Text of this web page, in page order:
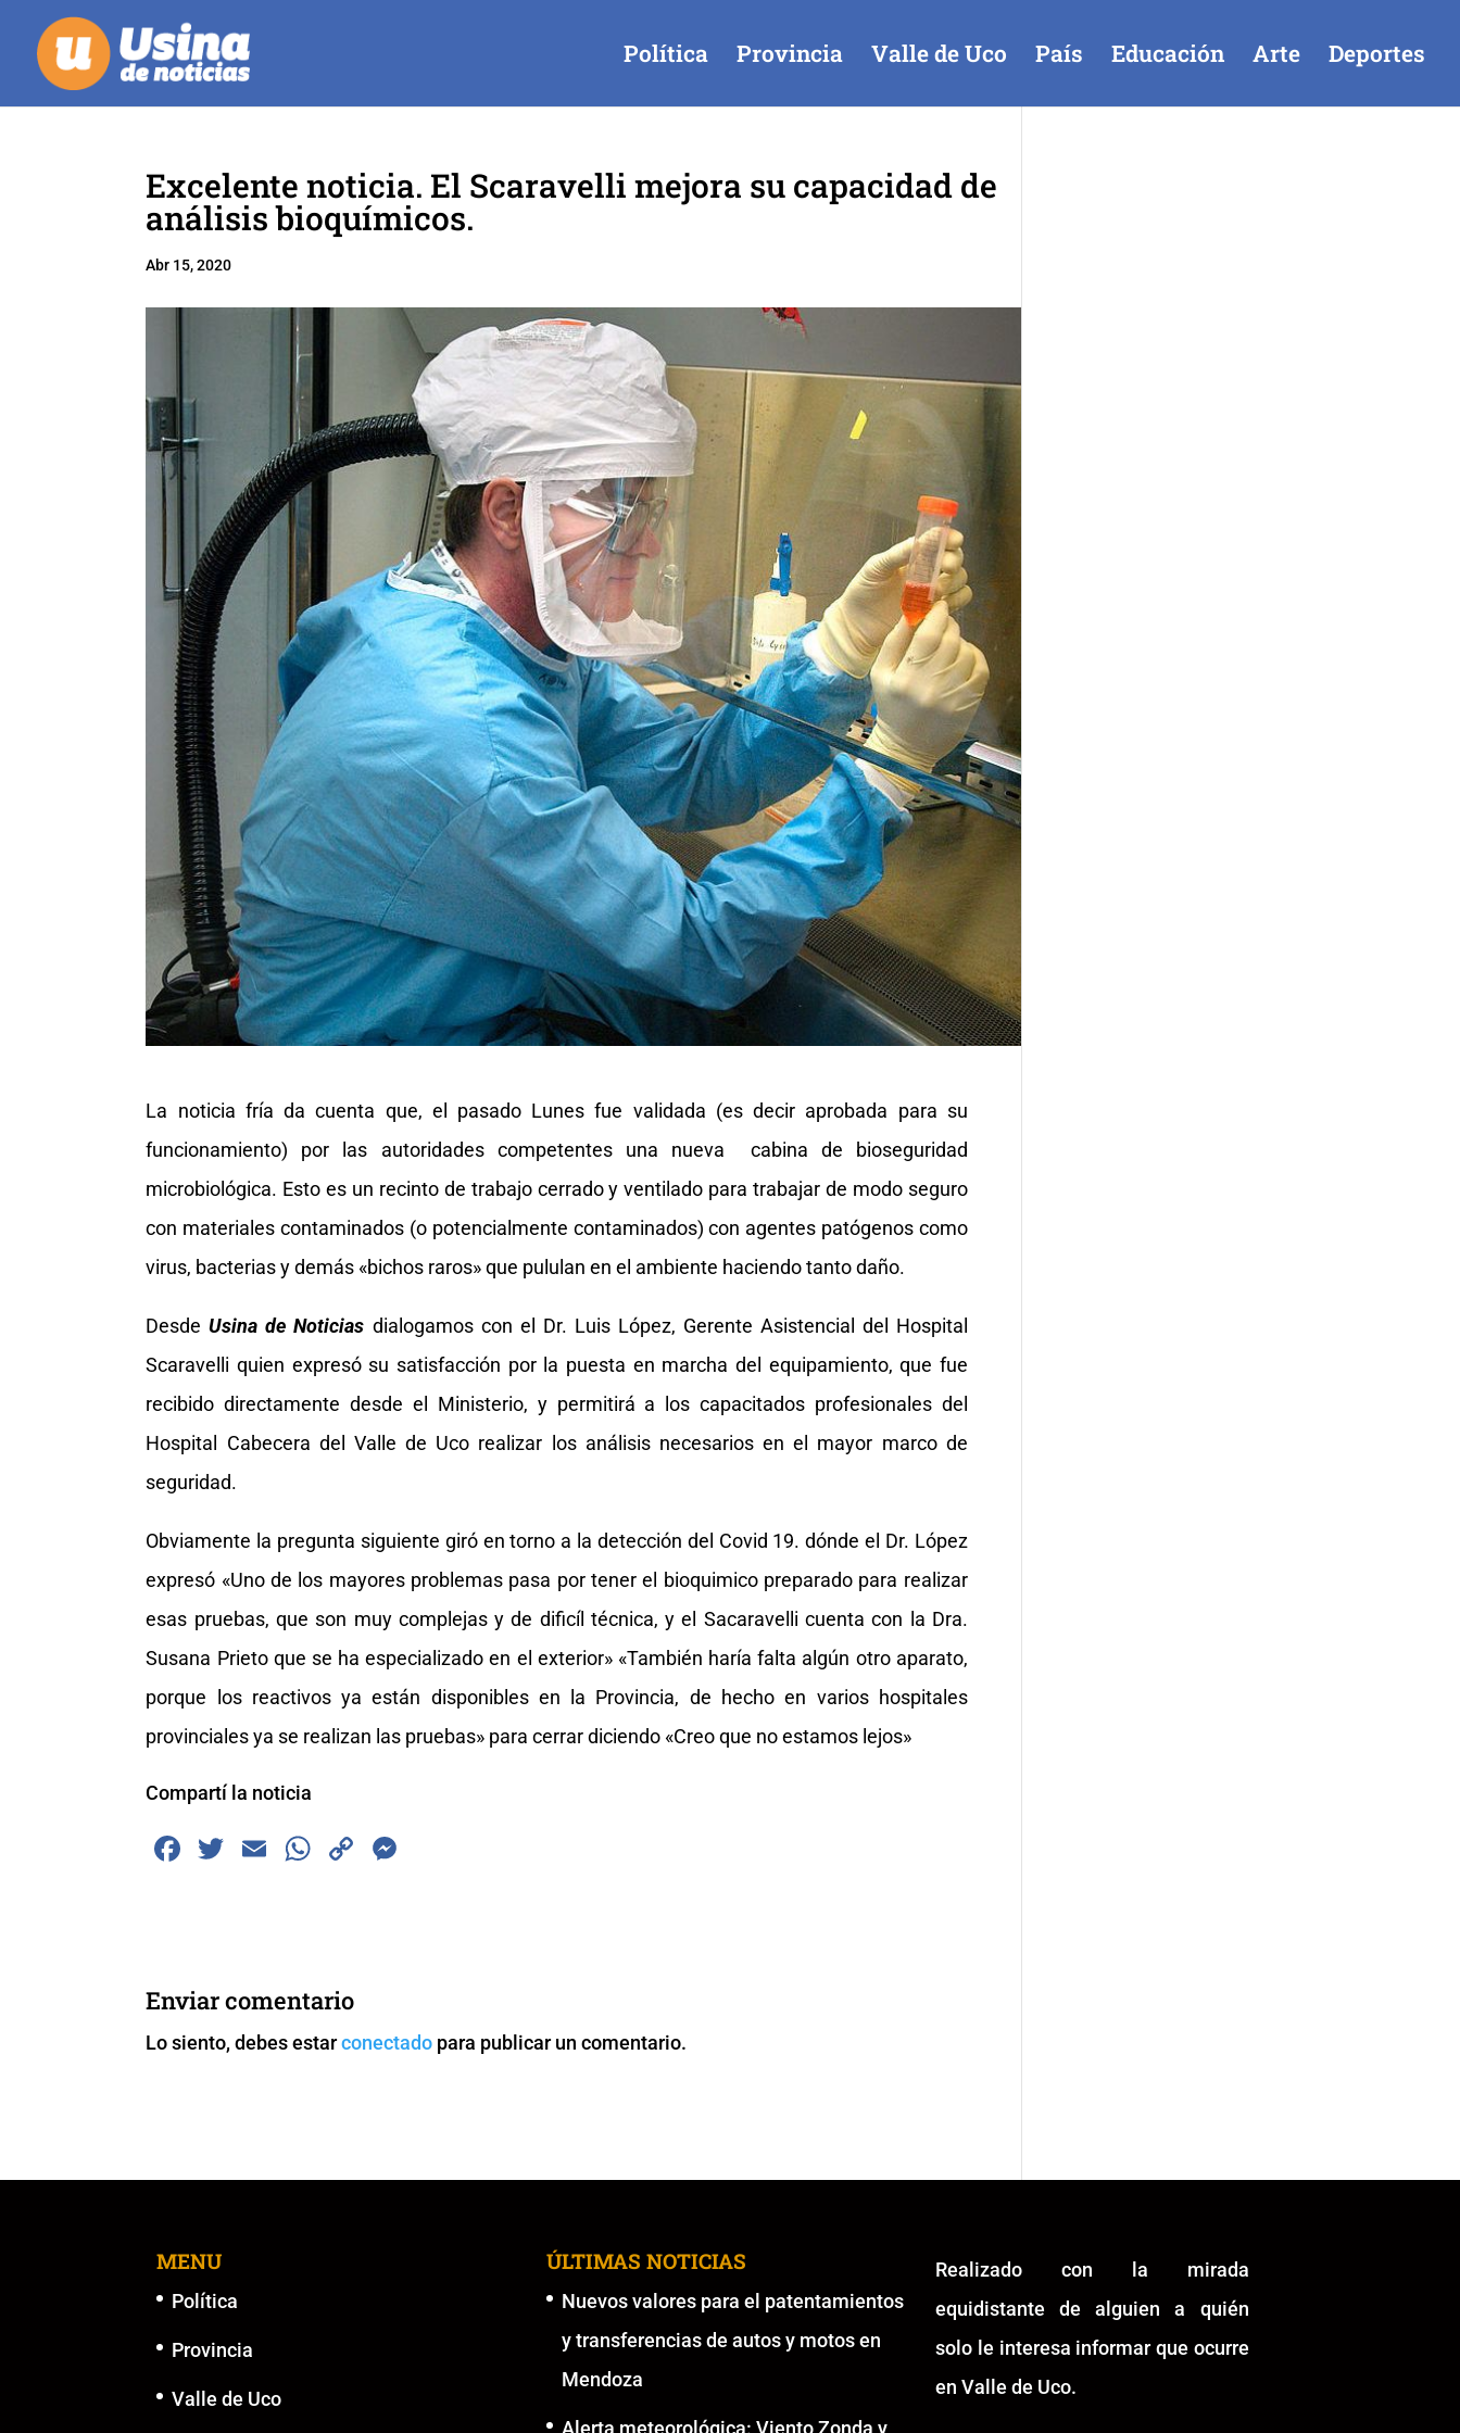
Política Provincia Valle de Uco País Educación Arte Deportes
Excelente noticia. El Scaravelli mejora su capacidad de
análisis bioquímicos.
Abr 15, 2020
La noticia fría da cuenta que, el pasado Lunes fue validada (es decir aprobada para su
funcionamiento) por las autoridades competentes una nueva cabina de bioseguridad
microbiológica. Esto es un recinto de trabajo cerrado y ventilado para trabajar de modo seguro
con materiales contaminados (o potencialmente contaminados) con agentes patógenos como
virus, bacterias y demás «bichos raros» que pululan en el ambiente haciendo tanto daño.
DesdeUsina de Noticias dialogamos con el Dr. Luis López, Gerente Asistencial del Hospital
Scaravelli quien expresó su satisfacción por la puesta en marcha del equipamiento, que fue
recibido directamente desde el Ministerio, y permitirá a los capacitados profesionales del
Hospital Cabecera del Valle de Uco realizar los análisis necesarios en el mayor marco de
seguridad.
Obviamente la pregunta siguiente giró en torno a la detección del Covid 19. dónde el Dr. López
expresó «Uno de los mayores problemas pasa por tener el bioquimico preparado para realizar
esas pruebas, que son muy complejas y de dificíl técnica, y el Sacaravelli cuenta con la Dra.
Susana Prieto que se ha especializado en el exterior» «También haría falta algún otro aparato,
porque los reactivos ya están disponibles en la Provincia, de hecho en varios hospitales
provinciales ya se realizan las pruebas» para cerrar diciendo «Creo que no estamos lejos»
Compartí la noticia
F
b
o
o
T
E
W
A
p
p
C
k
er
Enviar comentario
Lo siento, debes estarconectado para publicar un comentario.
MENU
Política
Provincia
Valle de Uco
ÚLTIMAS NOTICIAS
Nuevos valores para el patentamientos
y transferencias de autos y motos en
Mendoza
Alerta meteorológica: Viento Zonda y
Realizado con la mirada
equidistante de alguien a quién
solo le interesa informar que ocurre
en Valle de Uco.